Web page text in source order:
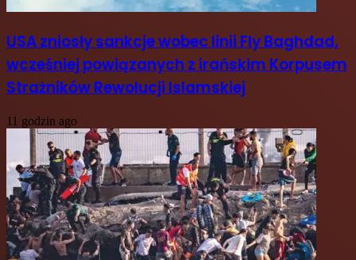
USA zniosły sankcje wobec linii Fly Baghdad,
wcześniej powiązanych z irańskim Korpusem
Strażników Rewolucji Islamskiej
11 godzin ago